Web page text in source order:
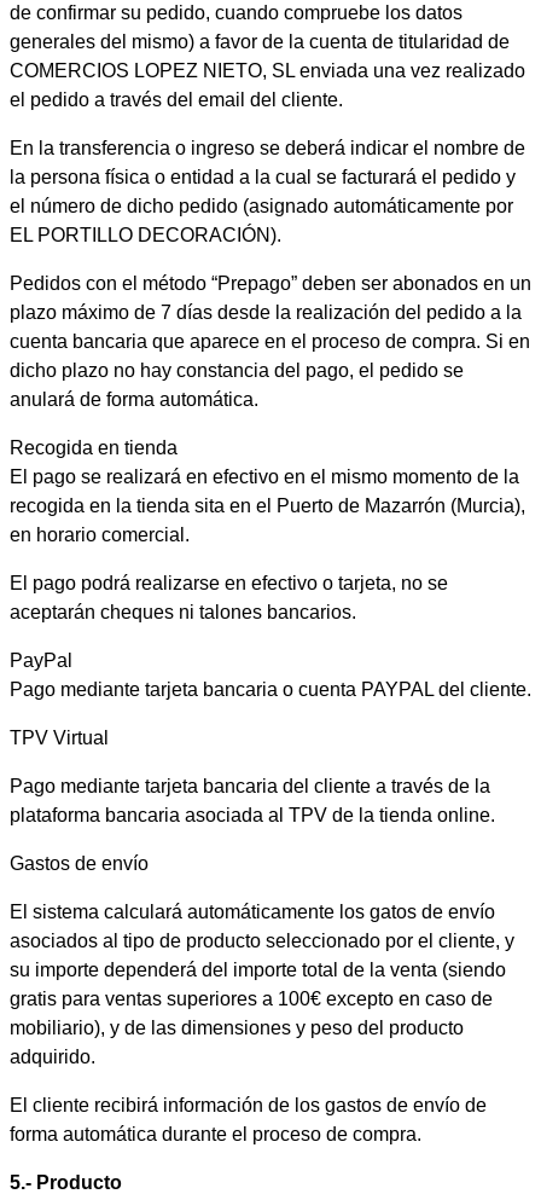
de confirmar su pedido, cuando compruebe los datos
generales del mismo) a favor de la cuenta de titularidad de
COMERCIOS LOPEZ NIETO, SL enviada una vez realizado
el pedido a través del email del cliente.
En la transferencia o ingreso se deberá indicar el nombre de
la persona física o entidad a la cual se facturará el pedido y
el número de dicho pedido (asignado automáticamente por
EL PORTILLO DECORACIÓN).
Pedidos con el método “Prepago” deben ser abonados en un
plazo máximo de 7 días desde la realización del pedido a la
cuenta bancaria que aparece en el proceso de compra. Si en
dicho plazo no hay constancia del pago, el pedido se
anulará de forma automática.
Recogida en tienda
El pago se realizará en efectivo en el mismo momento de la
recogida en la tienda sita en el Puerto de Mazarrón (Murcia),
en horario comercial.
El pago podrá realizarse en efectivo o tarjeta, no se
aceptarán cheques ni talones bancarios.
PayPal
Pago mediante tarjeta bancaria o cuenta PAYPAL del cliente.
TPV Virtual
Pago mediante tarjeta bancaria del cliente a través de la
plataforma bancaria asociada al TPV de la tienda online.
Gastos de envío
El sistema calculará automáticamente los gatos de envío
asociados al tipo de producto seleccionado por el cliente, y
su importe dependerá del importe total de la venta (siendo
gratis para ventas superiores a 100€ excepto en caso de
mobiliario), y de las dimensiones y peso del producto
adquirido.
El cliente recibirá información de los gastos de envío de
forma automática durante el proceso de compra.
5.- Producto